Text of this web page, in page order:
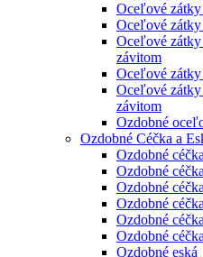
Oceľové
Oceľové zátky
Oceľové zátky
závitom
Oceľové
Oceľové
závitom
Ozdobné
Ozdobné Céčka a
Ozdobné
Ozdobné
Ozdobné
Ozdobné
Ozdobné
Ozdobné
Ozdobné eská